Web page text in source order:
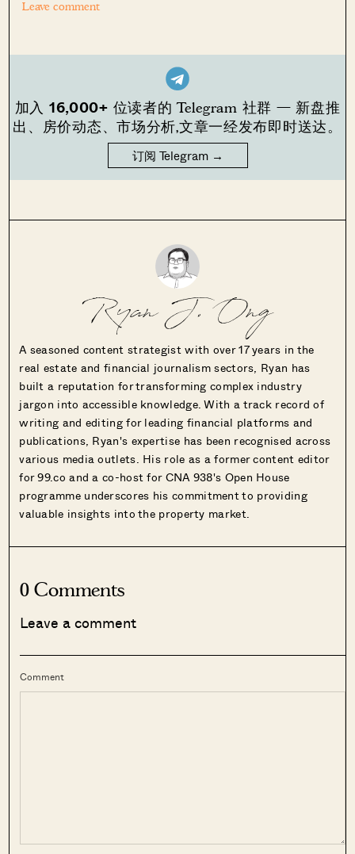
Leave comment
加入 16,000+ 位读者的 Telegram 社群 — 新盘推
出、房价动态、市场分析,文章一经发布即时送达。
订阅 Telegram →
Ryan J. Ong
A seasoned content strategist with over 17 years in the
real estate and financial journalism sectors, Ryan has
built a reputation for transforming complex industry
jargon into accessible knowledge. With a track record of
writing and editing for leading financial platforms and
publications, Ryan's expertise has been recognised across
various media outlets. His role as a former content editor
for 99.co and a co-host for CNA 938's Open House
programme underscores his commitment to providing
valuable insights into the property market.
0 Comments
Leave a comment
Comment